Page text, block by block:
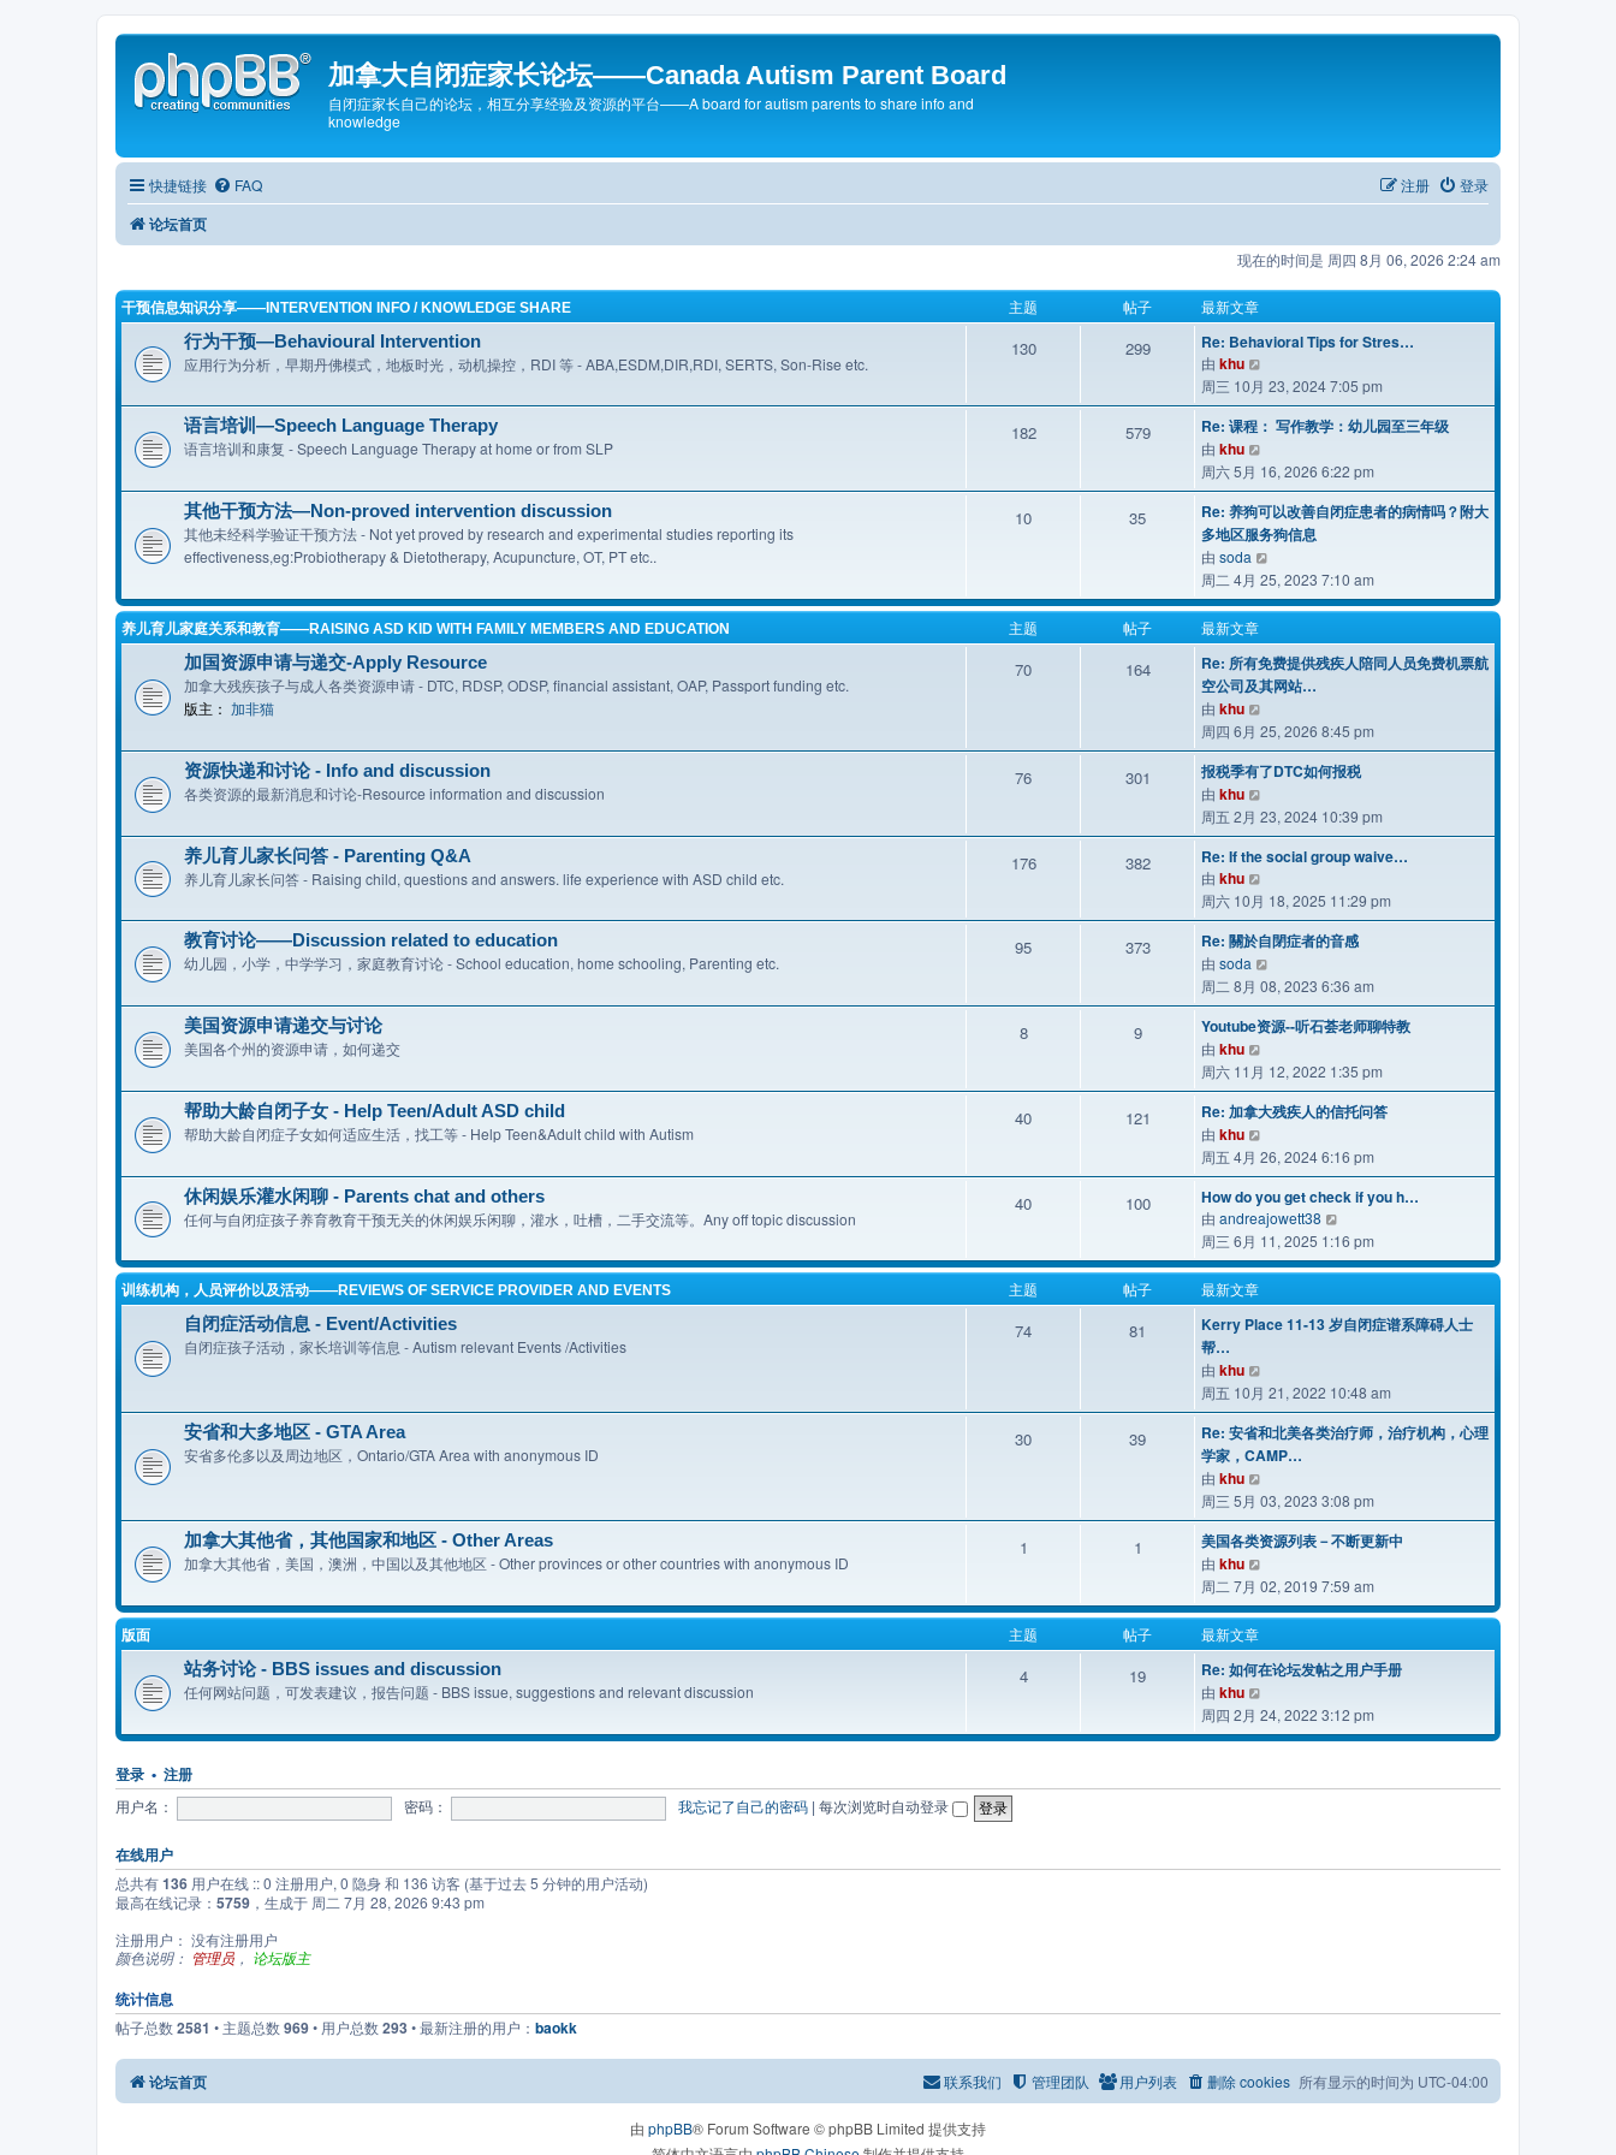
加拿大自闭症家长论坛——Canada Autism Parent Board
自闭症家长自己的论坛，相互分享经验及资源的平台——A board for autism parents to share info and
knowledge
快捷链接 FAQ 登录
注册
论坛首页
现在的时间是 周四 8月 06, 2026 2:24 am
干预信息知识分享——INTERVENTION INFO / KNOWLEDGE SHARE 主题 帖子 最新文章
行为干预—Behavioural Intervention
应用行为分析，早期丹佛模式，地板时光，动机操控，RDI 等 - ABA,ESDM,DIR,RDI, SERTS, Son-Rise etc.
130 299 Re: Behavioral Tips for Stres…
由 khu
看
最
新
子
周三 10月 23, 2024 7:05 pm
语言培训—Speech Language Therapy
语言培训和康复 - Speech Language Therapy at home or from SLP
182 579 Re: 课程： 写作教学：幼儿园至三年级
由 khu
看
最
新
帖
子
周六 5月 16, 2026 6:22 pm
其他干预方法—Non-proved intervention discussion
其他未经科学验证干预方法 - Not yet proved by research and experimental studies reporting its
effectiveness,eg:Probiotherapy & Dietotherapy, Acupuncture, OT, PT etc..
10 35
Re: 养狗可以改善自闭症患者的病情吗？附大
多地区服务狗信息
由 soda
看
最
帖
子
周二 4月 25, 2023 7:10 am
养儿育儿家庭关系和教育——RAISING ASD KID WITH FAMILY MEMBERS AND EDUCATION 主题 帖子 最新文章
加国资源申请与递交-Apply Resource
加拿大残疾孩子与成人各类资源申请 - DTC, RDSP, ODSP, financial assistant, OAP, Passport funding etc.
版主： 加非猫
70 164
Re: 所有免费提供残疾人陪同人员免费机票航
空公司及其网站…
由 khu
看
最
新
子
周四 6月 25, 2026 8:45 pm
资源快递和讨论 - Info and discussion
各类资源的最新消息和讨论-Resource information and discussion
76 301 报税季有了DTC如何报税
由 khu
看
最
新
子
周五 2月 23, 2024 10:39 pm
养儿育儿家长问答 - Parenting Q&A
养儿育儿家长问答 - Raising child, questions and answers. life experience with ASD child etc.
176 382 Re: If the social group waive…
由 khu
看
最
新
帖
子
周六 10月 18, 2025 11:29 pm
教育讨论——Discussion related to education
幼儿园，小学，中学学习，家庭教育讨论 - School education, home schooling, Parenting etc.
95 373 Re: 關於自閉症者的音感
由 soda
看
最
新
子
周二 8月 08, 2023 6:36 am
美国资源申请递交与讨论
美国各个州的资源申请，如何递交
8 9 Youtube资源--听石荟老师聊特教
由 khu
看
最
新
子
周六 11月 12, 2022 1:35 pm
帮助大龄自闭子女 - Help Teen/Adult ASD child
帮助大龄自闭症子女如何适应生活，找工等 - Help Teen&Adult child with Autism
40 121 Re: 加拿大残疾人的信托问答
由 khu
看
最
新
帖
子
周五 4月 26, 2024 6:16 pm
休闲娱乐灌水闲聊 - Parents chat and others
任何与自闭症孩子养育教育干预无关的休闲娱乐闲聊，灌水，吐槽，二手交流等。Any off topic discussion
40 100 How do you get check if you h…
由 andreajowett38
看
最
帖
子
周三 6月 11, 2025 1:16 pm
训练机构，人员评价以及活动——REVIEWS OF SERVICE PROVIDER AND EVENTS 主题 帖子 最新文章
自闭症活动信息 - Event/Activities
自闭症孩子活动，家长培训等信息 - Autism relevant Events /Activities
74 81
Kerry Place 11-13 岁自闭症谱系障碍人士
帮…
由 khu
看
最
新
帖
周五 10月 21, 2022 10:48 am
安省和大多地区 - GTA Area
安省多伦多以及周边地区，Ontario/GTA Area with anonymous ID
30 39
Re: 安省和北美各类治疗师，治疗机构，心理
学家，CAMP…
由 khu
看
最
新
子
周三 5月 03, 2023 3:08 pm
加拿大其他省，其他国家和地区 - Other Areas
加拿大其他省，美国，澳洲，中国以及其他地区 - Other provinces or other countries with anonymous ID
1 1 美国各类资源列表－不断更新中
由 khu
看
最
帖
子
周二 7月 02, 2019 7:59 am
版面 主题 帖子 最新文章
站务讨论 - BBS issues and discussion
任何网站问题，可发表建议，报告问题 - BBS issue, suggestions and relevant discussion
4 19 Re: 如何在论坛发帖之用户手册
由 khu
看
最
周四 2月 24, 2022 3:12 pm
登录 • 注册
用户名：
密码： 我忘记了自己的密码 每次浏览时自动登录
在线用户
总共有136 用户在线 :: 0 注册用户, 0 隐身 和 136 访客 (基于过去 5 分钟的用户活动)
最高在线记录： 5759 ，生成于 周二 7月 28, 2026 9:43 pm
注册用户： 没有注册用户
颜色说明： 管理员 ， 论坛版主
统计信息
帖子总数2581 • 主题总数969• 用户总数293• 最新注册的用户： baokk
论坛首页 所有显示的时间为 UTC-04:00
删除 cookies
用户列表
管理团队
联系我们
由 phpBB® Forum Software © phpBB Limited 提供支持